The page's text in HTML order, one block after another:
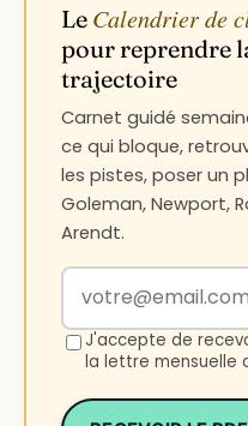
Le Calendrier de
pour reprendre
trajectoire
Carnet guidé
ce qui bloque,
les pistes, poser un
Goleman, Newport,
Arendt.
Votre adresse
J'accepte de
la lettre mensuelle